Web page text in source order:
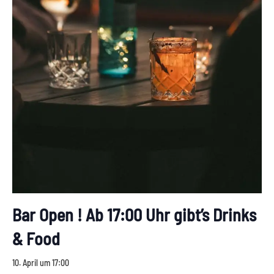
Bar Open ! Ab 17:00 Uhr gibt’s Drinks
& Food
10. April um 17:00